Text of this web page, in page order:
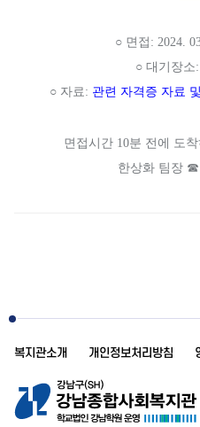
○ 면접 : 2024.
○ 대기장소
○ 자료: 관련 자격증 자료
면접시간 10분 전에 도
한상화 팀장 ☎
복지관소개 개인정보처리방침